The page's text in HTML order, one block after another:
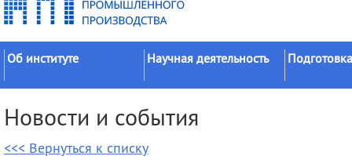
Об институте
Официальные документы
История
Научная деятельность
исследований
Новости и события
<<< Вернуться к списку